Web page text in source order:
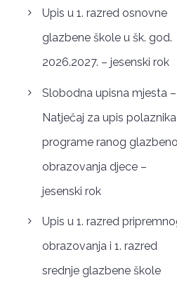
Upis u 1. razred osnovne
glazbene škole u šk. god.
2026.2027. – jesenski rok
Slobodna upisna mjesta –
Natječaj za upis
programe ranog
obrazovanja djece –
jesenski rok
Upis u 1. razred
obrazovanja i 1. razred
srednje glazbene škole